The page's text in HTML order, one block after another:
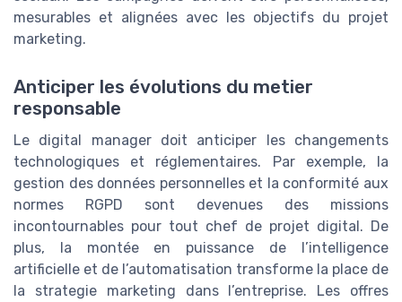
mesurables et alignées avec les objectifs du projet
marketing.
Anticiper les évolutions du metier
responsable
Le digital manager doit anticiper les changements
technologiques et réglementaires. Par exemple, la
gestion des données personnelles et la conformité aux
normes RGPD sont devenues des missions
incontournables pour tout chef de projet digital. De
plus, la montée en puissance de l’intelligence
artificielle et de l’automatisation transforme la place de
la strategie marketing dans l’entreprise. Les offres